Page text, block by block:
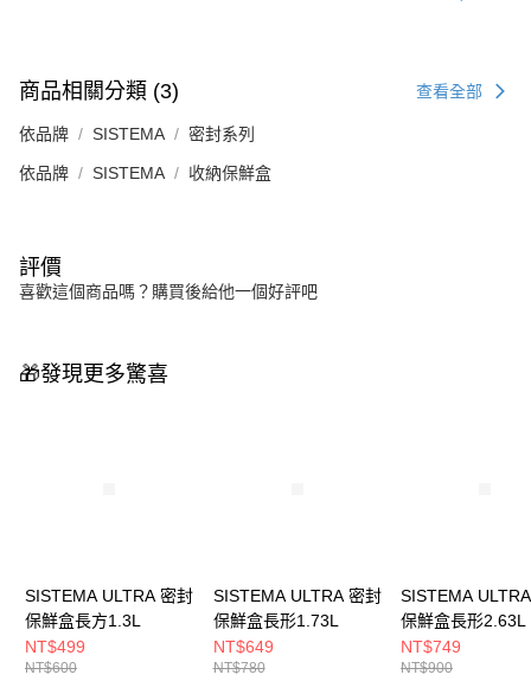
商品相關分類 (3) 查看全部
依品牌 SISTEMA 密封系列
依品牌 SISTEMA 收納保鮮盒
評價
喜歡這個商品嗎？購買後給他一個好評吧
🎁發現更多驚喜
SISTEMA ULTRA 密封
保鮮盒長方1.3L
NT$499
NT$600
SISTEMA ULTRA 密封
保鮮盒長形1.73L
NT$649
NT$780
SISTEMA
保鮮盒長形2.63L
NT$749
NT$900